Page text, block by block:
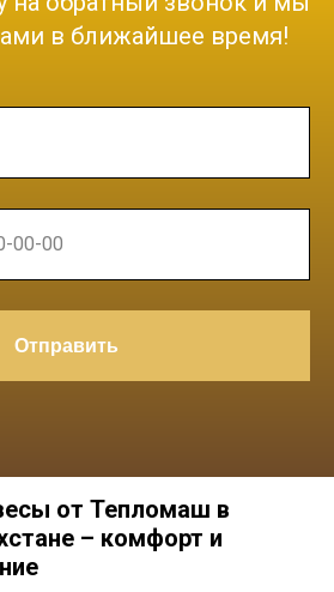
в ближайшее время!
Отправить
от Тепломаш в
– комфорт и